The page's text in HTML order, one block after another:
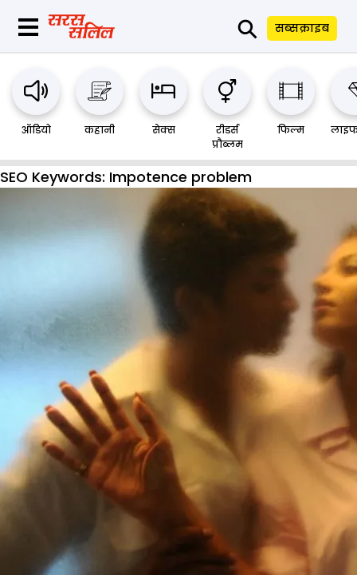
⚲ सब्सक्राइब
ऑडियो कहानी सेक्स
रीडर्स
प्रौब्लम
फिल्म
SEO Keywords: Impotence problem